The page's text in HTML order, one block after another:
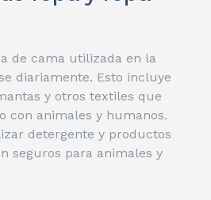
de cama utilizada en la
diariamente. Esto incluye
y otros textiles que
con animales y humanos.
detergente y productos
seguros para animales y